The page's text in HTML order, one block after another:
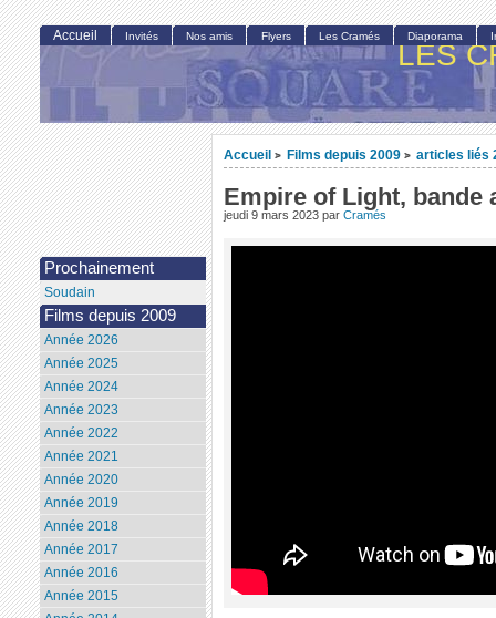
LES
Accueil > Films depuis 2009 > articles liés
Empire of Light, bande
jeudi 9 mars 2023 par Cramés
Accueil Invités Nos amis Flyers Les Cramés Diaporama
Prochainement
Soudain
Films depuis 2009
Année 2026
Année 2025
Année 2024
Année 2023
Année 2022
Année 2021
Année 2020
Année 2019
Année 2018
Année 2017
Année 2016
Année 2015